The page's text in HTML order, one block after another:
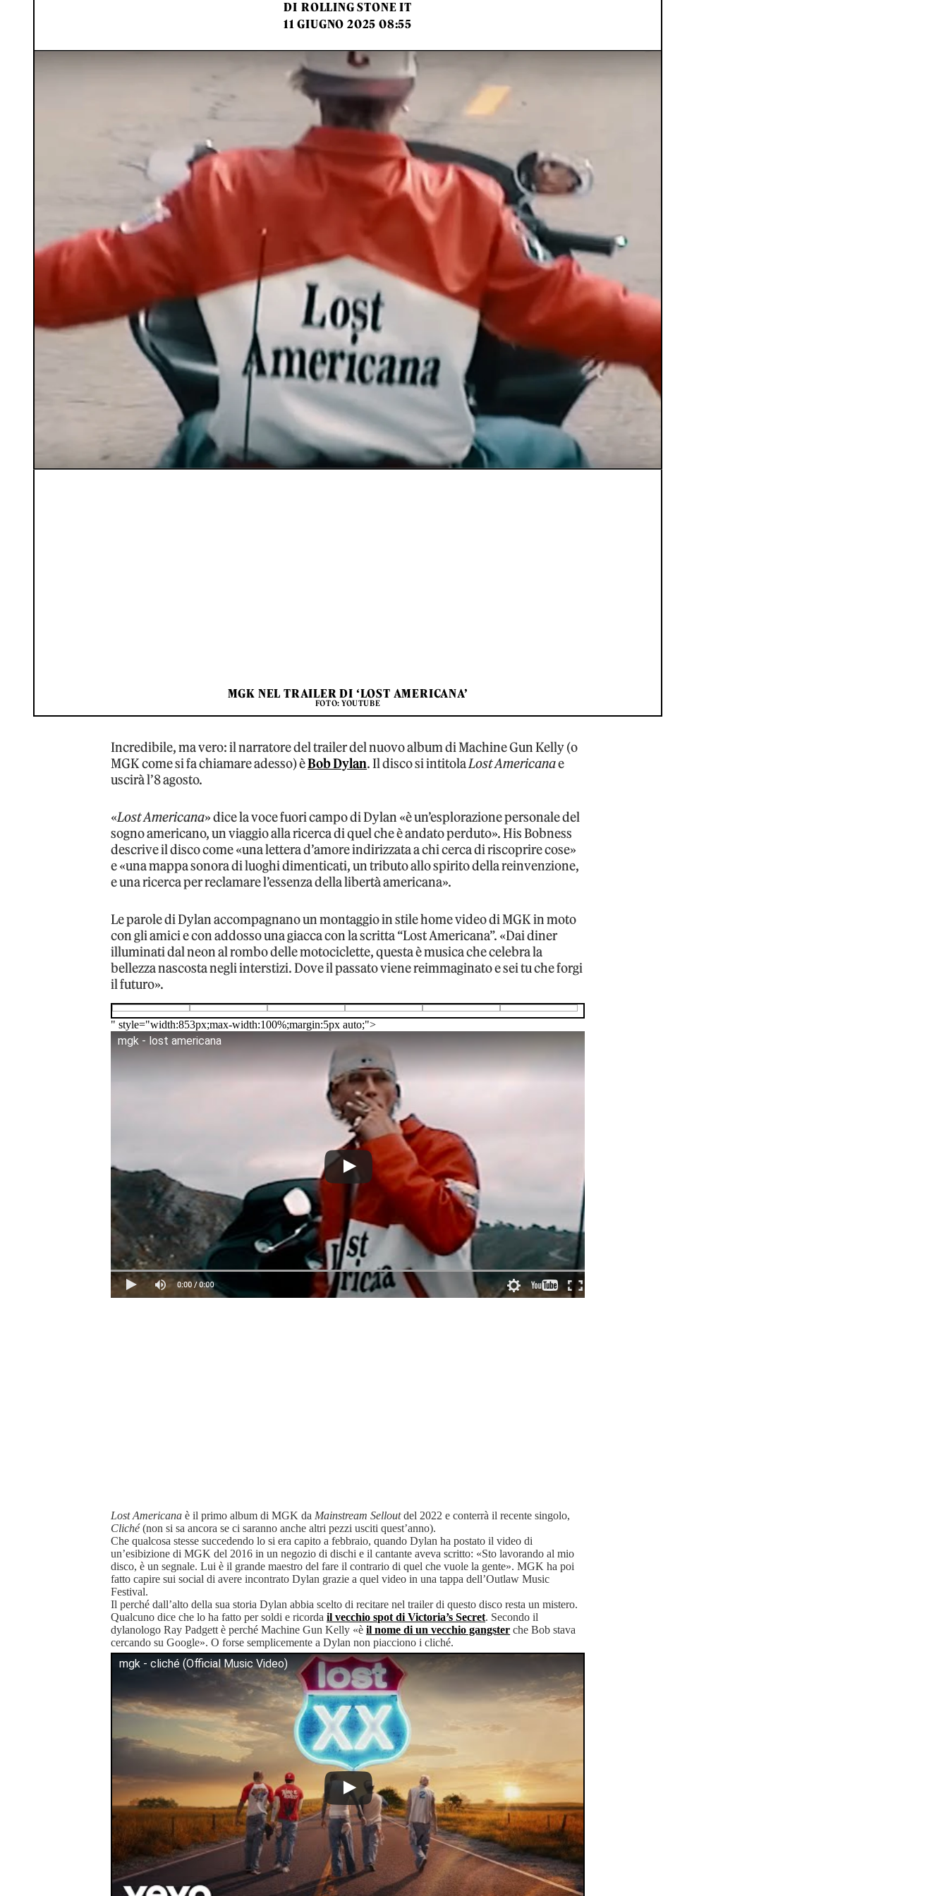
DI ROLLING STONE IT
11 GIUGNO 2025 08:55
MGK NEL TRAILER DI ‘LOST AMERICANA’
FOTO: YOUTUBE
Incredibile, ma vero: il narratore del trailer del nuovo album di Machine Gun Kelly (o
MGK come si fa chiamare adesso) èBob Dylan. Il disco si intitolaLost Americanae
uscirà l’8 agosto.
«Lost Americana» dice la voce fuori campo di Dylan «è un’esplorazione personale del
sogno americano, un viaggio alla ricerca di quel che è andato perduto». His Bobness
descrive il disco come «una lettera d’amore indirizzata a chi cerca di riscoprire cose»
e «una mappa sonora di luoghi dimenticati, un tributo allo spirito della reinvenzione,
e una ricerca per reclamare l’essenza della libertà americana».
Le parole di Dylan accompagnano un montaggio in stile home video di MGK in moto
con gli amici e con addosso una giacca con la scritta “Lost Americana”. «Dai diner
illuminati dal neon al rombo delle motociclette, questa è musica che celebra la
bellezza nascosta negli interstizi. Dove il passato viene reimmaginato e sei tu che forgi
il futuro».
" style="width:853px;max-width:100%;margin:5px auto;">
mgk - lost americana
Lost Americana è il primo album di MGK da Mainstream Selloutdel 2022 e conterrà il recente singolo,
Cliché(non si sa ancora se ci saranno anche altri pezzi usciti quest’anno).
Che qualcosa stesse succedendo lo si era capito a febbraio, quando Dylan ha postato il video di
un’esibizione di MGK del 2016 in un negozio di dischi e il cantante aveva scritto: «Sto lavorando al mio
disco, è un segnale. Lui è il grande maestro del fare il contrario di quel che vuole la gente». MGK ha poi
fatto capire sui social di avere incontrato Dylan grazie a quel video in una tappa dell’Outlaw Music
Festival.
Il perché dall’alto della sua storia Dylan abbia scelto di recitare nel trailer di questo disco resta un mistero.
Qualcuno dice che lo ha fatto per soldi e ricordail vecchio spot di Victoria’s Secret. Secondo il
dylanologo Ray Padgett è perché Machine Gun Kelly «èil nome di un vecchio gangster che Bob stava
cercando su Google». O forse semplicemente a Dylan non piacciono i cliché.
mgk - cliché (Official Music Video)